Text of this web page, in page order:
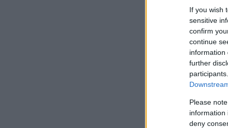
If you wish
sensitive
confirm
continue
information
further
Please
information
deny